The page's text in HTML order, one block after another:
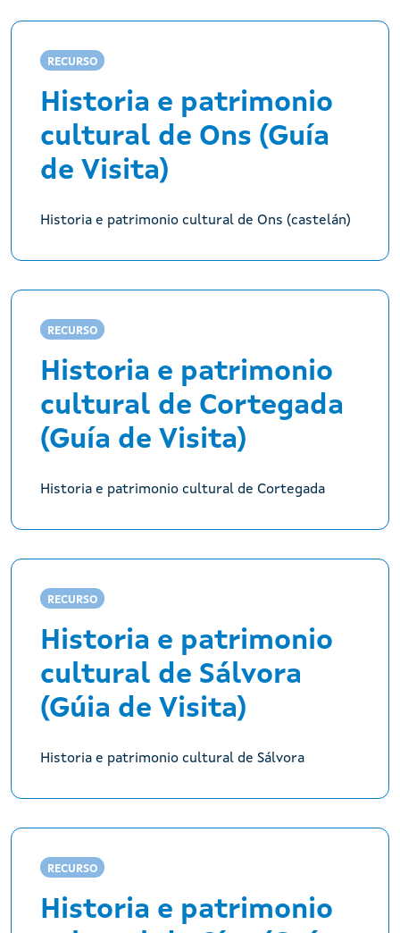
RECURSO
Historia e patrimonio
cultural de Ons (Guía
de Visita)
Historia e patrimonio cultural de Ons (castelán)
RECURSO
Historia e patrimonio
cultural de Cortegada
(Guía de Visita)
Historia e patrimonio cultural de Cortegada
RECURSO
Historia e patrimonio
cultural de Sálvora
(Gúia de Visita)
Historia e patrimonio cultural de Sálvora
RECURSO
Historia e patrimonio